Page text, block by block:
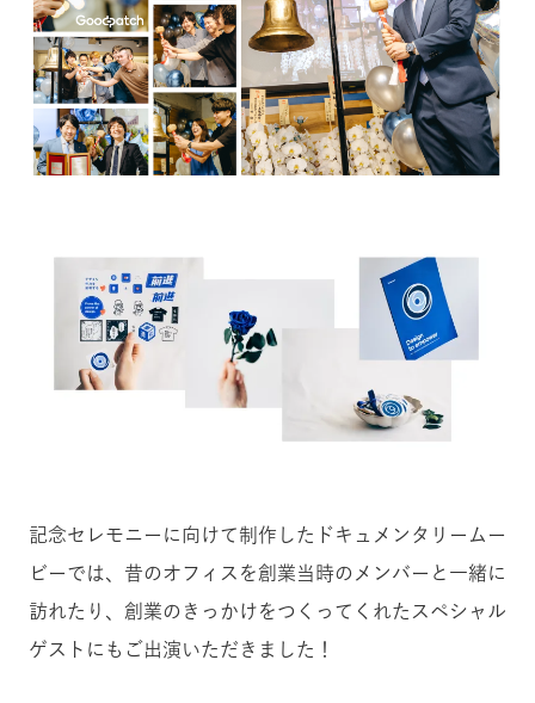
記念セレモニーに向けて制作したドキュメンタリームー
ビーでは、昔のオフィスを創業当時のメンバーと一緒に
訪れたり、創業のきっかけをつくってくれたスペシャル
ゲストにもご出演いただきました！